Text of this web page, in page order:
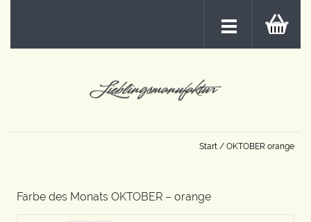
Start / OKTOBER orange
Farbe des Monats OKTOBER – orange